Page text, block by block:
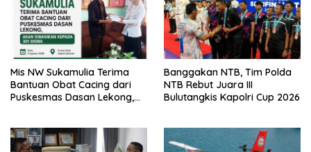
Mis NW Sukamulia Terima
Bantuan Obat Cacing dari
Puskesmas Dasan Lekong,
Banggakan NTB, Tim Polda
NTB Rebut Juara III
Bulutangkis Kapolri Cup 2026